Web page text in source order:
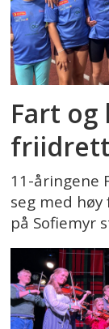
Fart og
11-åringene
seg med
på Sofiemyr